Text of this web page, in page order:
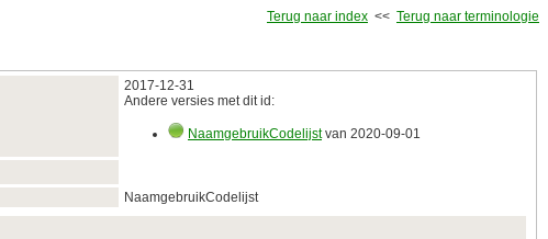
Terug naar index << Terug naar terminologie
2017‑12‑31
Andere versies met dit id:
NaamgebruikCodelijstvan 2020‑09‑01
NaamgebruikCodelijst